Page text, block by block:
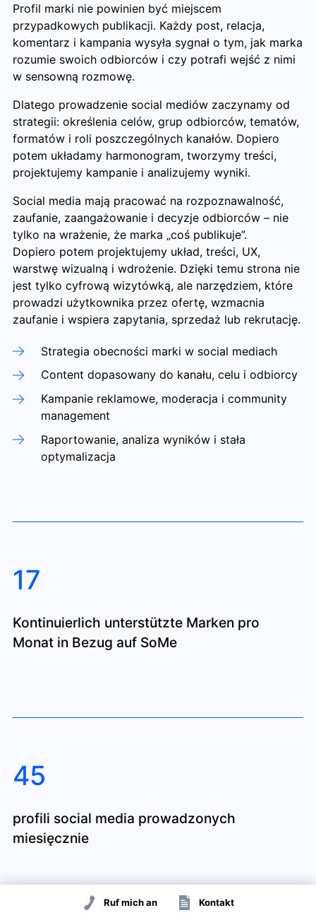
Profil marki nie powinien być miejscem
przypadkowych publikacji. Każdy post, relacja,
komentarz i kampania wysyła sygnał o tym, jak marka
rozumie swoich odbiorców i czy potrafi wejść z nimi
w sensowną rozmowę.
Dlatego prowadzenie social mediów zaczynamy od
strategii: określenia celów, grup odbiorców, tematów,
formatów i roli poszczególnych kanałów. Dopiero
potem układamy harmonogram, tworzymy treści,
projektujemy kampanie i analizujemy wyniki.
Social media mają pracować na rozpoznawalność,
zaufanie, zaangażowanie i decyzje odbiorców – nie
tylko na wrażenie, że marka „coś publikuje”.
Dopiero potem projektujemy układ, treści, UX,
warstwę wizualną i wdrożenie. Dzięki temu strona nie
jest tylko cyfrową wizytówką, ale narzędziem, które
prowadzi użytkownika przez ofertę, wzmacnia
zaufanie i wspiera zapytania, sprzedaż lub rekrutację.
Strategia obecności marki w social mediach
Content dopasowany do kanału, celu i odbiorcy
Kampanie reklamowe, moderacja i community
management
Raportowanie, analiza wyników i stała
optymalizacja
17
Kontinuierlich unterstützte Marken pro
Monat in Bezug auf SoMe
45
profili social media prowadzonych
miesięcznie
Ruf mich an Kontakt